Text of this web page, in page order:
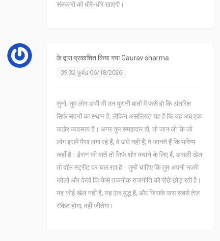
संस्कारों को धीरे-धीरे खाएगी।
के द्वारा प्रकाशित किया गयाGaurav sharma
09:32 पूर्वाह्न 06/18/2026
सुनो, तुम लोग अभी भी उन पुरानी बातों में फंसे हो कि अंतरिक्ष
सिर्फ सपनों का स्थान है, लेकिन असलियत यह है कि यह अब एक
कठोर व्यवसाय है। अगर तुम समझदार हो, तो जान लो कि जो
लोग इसमें पैसा लगा रहे हैं, वे अंधे नहीं हैं; वे जानते हैं कि भविष्य
कहाँ है। ईरान की बातें तो सिर्फ शोर मचाने के लिए हैं, असली खेल
तो वॉल स्ट्रीट पर चल रहा है। तुम्हें चाहिए कि तुम अपनी नजरें
खोलो और देखो कि कैसे तकनीक राजनीति को पीछे छोड़ रही है।
यह कोई खेल नहीं है, यह एक युद्ध है, और जिसके पास सबसे तेज़
रॉकेट होगा, वही जीतेगा।